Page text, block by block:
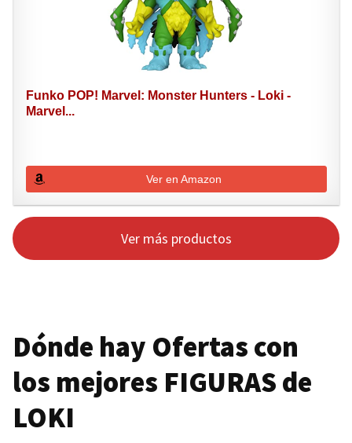
Funko POP! Marvel: Monster Hunters - Loki -
Marvel...
Ver en Amazon
Ver más productos
Dónde hay Ofertas con
los mejores FIGURAS de
LOKI